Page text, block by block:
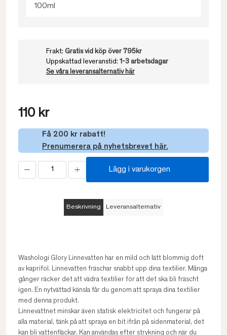
100ml
Frakt: Gratis vid köp över 795kr
Uppskattad leveranstid: 1-3 arbetsdagar
Se våra leveransalternativ här
110 kr
Få 200 kr rabatt!
Prenumerera på nyhetsbrevet här.
Lägg i varukorgen
Beskrivning Leveransalternativ
Washologi Glory Linnevatten har en mild och lätt blommig doft
av kaprifol. Linnevatten fräschar snabbt upp dina textilier. Många
gånger räcker det att vädra textilier för att det ska bli fräscht
igen. En nytvättad känsla får du genom att spraya dina textilier
med denna produkt.
Linnevattnet minskar även statisk elektricitet och fungerar på
alla material, tänk på att spraya en bit ifrån på sidenmaterial, det
kan bli vattenfläckar. Kan användas efter strykning och när du